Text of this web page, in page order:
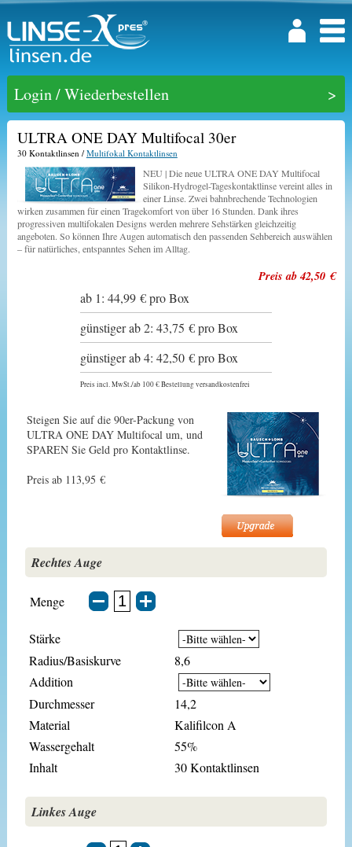
Login / Wiederbestellen
ULTRA ONE DAY Multifocal 30er
30 Kontaktlinsen / Multifokal Kontaktlinsen
NEU | Die neue ULTRA ONE DAY Multifocal
Silikon-Hydrogel-Tageskontaktlinse vereint alles in
einer Linse. Zwei bahnbrechende Technologien
wirken zusammen für einen Tragekomfort von über 16 Stunden. Dank ihres
progressiven multifokalen Designs werden mehrere Sehstärken gleichzeitig
angeboten. So können Ihre Augen automatisch den passenden Sehbereich auswählen
– für natürliches, entspanntes Sehen im Alltag.
Preis ab 42,50 €
ab 1: 44,99 € pro Box
günstiger ab 2: 43,75 € pro Box
günstiger ab 4: 42,50 € pro Box
Preis incl. MwSt./ab 100 € Bestellung versandkostenfrei
Steigen Sie auf die 90er-Packung von
ULTRA ONE DAY Multifocal um, und
SPAREN Sie Geld pro Kontaktlinse.
Preis ab 113,95 €
Rechtes Auge
Menge
Stärke
Radius/Basiskurve
8,6
Addition
Durchmesser
14,2
Material
Kalifilcon A
Wassergehalt
55%
Inhalt
30 Kontaktlinsen
Linkes Auge